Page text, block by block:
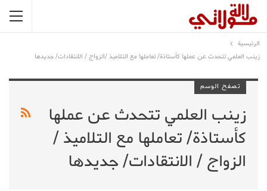
الرئيسية
زينب العلمي تتحدث عن عملها كأستاذة/ تعاملها مع التلاميذ /الزواج / الانتقادات/ جديدها
تصفح الوسم
زينب العلمي تتحدث عن عملها
كأستاذة/ تعاملها مع التلاميذ /
الزواج / الانتقادات/ جديدها